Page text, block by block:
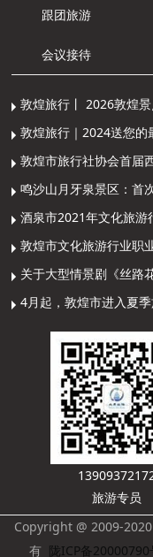
跟团旅游
会议接待
敦煌旅行丨 2026敦煌
敦煌旅行｜2024送您的
旅游专员
Copyright @ 2009-
有 陇ICP备20000790